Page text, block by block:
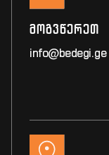
მოგვწერეთ
info@bedegi.ge